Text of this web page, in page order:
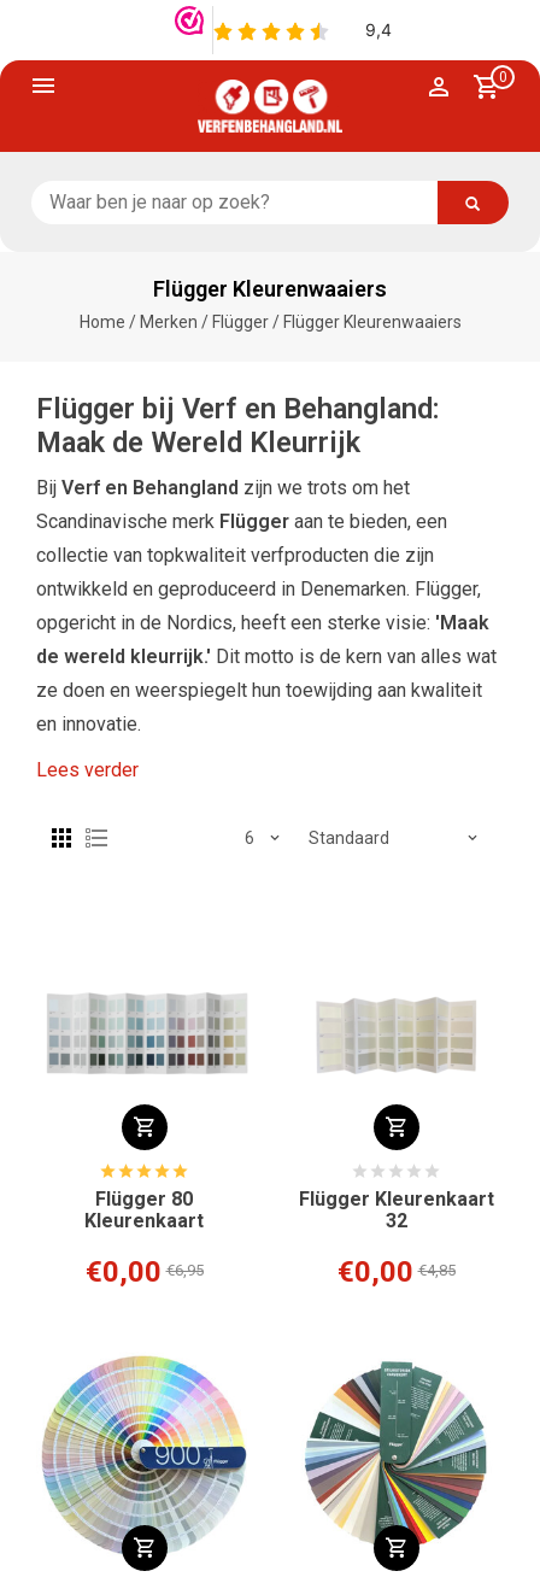
0
Flügger Kleurenwaaiers
Home / Merken / Flügger/ Flügger Kleurenwaaiers
Flügger bij Verf en Behangland:
Maak de Wereld Kleurrijk
Bij Verf en Behangland zijn we trots om het
Scandinavische merk Flügger aan te bieden, een
collectie van topkwaliteit verfproducten die zijn
ontwikkeld en geproduceerd in Denemarken. Flügger,
opgericht in de Nordics, heeft een sterke visie: 'Maak
de wereld kleurrijk.' Dit motto is de kern van alles wat
ze doen en weerspiegelt hun toewijding aan kwaliteit
en innovatie.
Lees verder
Flügger 80
Kleurenkaart
€0,00 €6,95
Flügger Kleurenkaart
32
€0,00 €4,85